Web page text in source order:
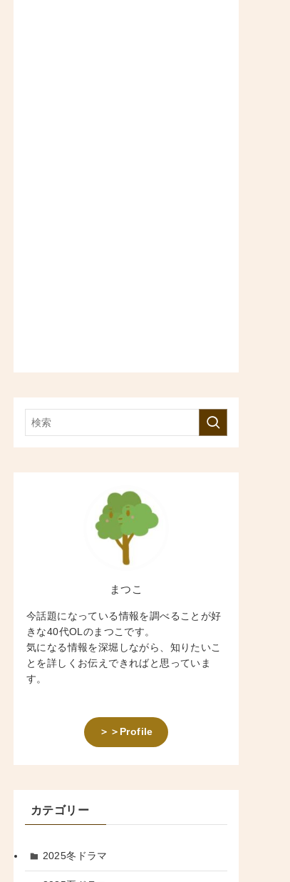
まつこ
今話題になっている情報を調べることが好
きな40代OLのまつこです。
気になる情報を深堀しながら、知りたいこ
とを詳しくお伝えできればと思っていま
す。
＞＞Profile
カテゴリー
2025冬ドラマ